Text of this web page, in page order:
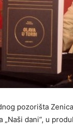
pozorišta
dani“, u